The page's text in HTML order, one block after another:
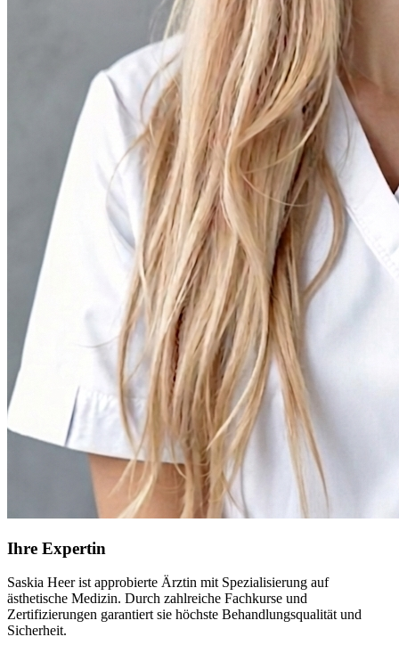
Ihre Expertin
Saskia Heer ist approbierte Ärztin mit Spezialisierung auf
ästhetische Medizin. Durch zahlreiche Fachkurse und
Zertifizierungen garantiert sie höchste Behandlungsqualität und
Sicherheit.